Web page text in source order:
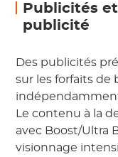
Publicités
publicité
Des publicités
sur les forfaits de
Le contenu à la
avec Boost/Ultra
visionnage